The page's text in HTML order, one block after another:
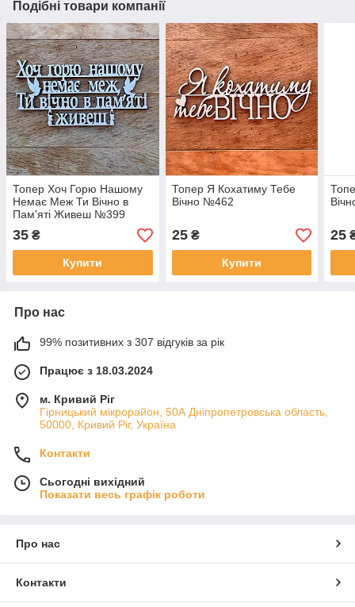
Подібні товари компанії
Топер Хоч Горю Нашому
Немає Меж Ти Вічно в
Пам'яті Живеш №399
35 ₴
Купити
Топер Я Кохатиму Тебе
Вічно №462
25₴
Купити
25
Про нас
99% позитивних з 307 відгуків за рік
Працює з 18.03.2024
м. Кривий Ріг
Гірницький мікрорайон, 50А Дніпропетровська область,
50000, Кривий Ріг, Україна
Контакти
Сьогодні вихідний
Показати весь графік роботи
Про нас
Контакти